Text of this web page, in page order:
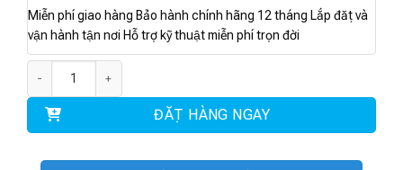
Miễn phí giao hàng Bảo hành chính hãng 12 tháng Lắp đặt và
vận hành tận nơi Hỗ trợ kỹ thuật miễn phí trọn đời
ĐẶT HÀNG NGAY